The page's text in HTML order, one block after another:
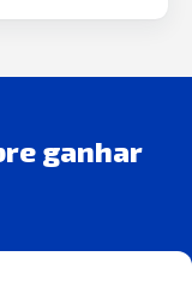
ganhar